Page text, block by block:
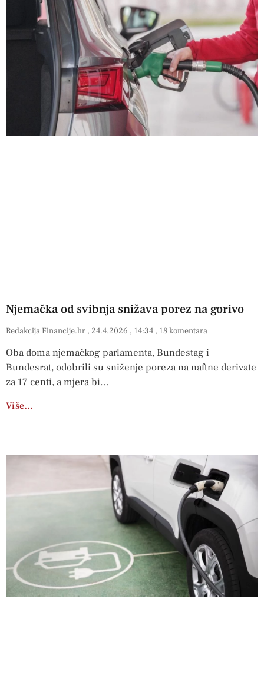
Njemačka od svibnja snižava porez na gorivo
Redakcija Financije.hr 24.4.2026 14:34 18 komentara
Oba doma njemačkog parlamenta, Bundestag i
Bundesrat, odobrili su sniženje poreza na naftne derivate
za 17 centi, a mjera bi
Više…